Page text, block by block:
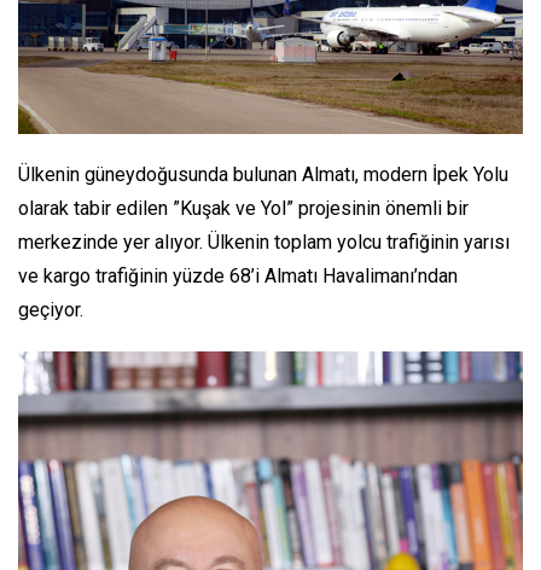
Ülkenin güneydoğusunda bulunan Almatı, modern İpek Yolu
olarak tabir edilen ”Kuşak ve Yol” projesinin önemli bir
merkezinde yer alıyor. Ülkenin toplam yolcu trafiğinin yarısı
ve kargo trafiğinin yüzde 68’i Almatı Havalimanı’ndan
geçiyor.